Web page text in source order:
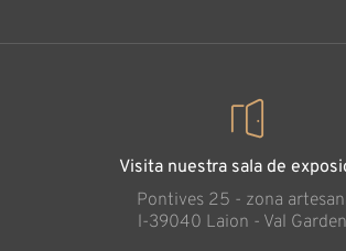
Visita nuestra sala de
Pontives 25 - zona
l-39040 Laion - Val